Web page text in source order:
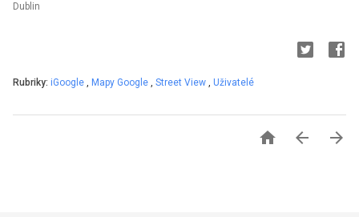
Dublin
Rubriky: iGoogle , Mapy Google , Street View , Uživatelé
  